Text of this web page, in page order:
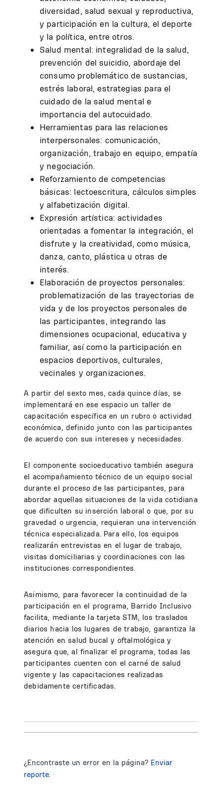
diversidad, salud sexual y reproductiva,
y participación en la cultura, el deporte
y la política, entre otros.
Salud mental: integralidad de la salud,
prevención del suicidio, abordaje del
consumo problemático de sustancias,
estrés laboral, estrategias para el
cuidado de la salud mental e
importancia del autocuidado.
Herramientas para las relaciones
interpersonales: comunicación,
organización, trabajo en equipo, empatía
y negociación.
Reforzamiento de competencias
básicas: lectoescritura, cálculos simples
y alfabetización digital.
Expresión artística: actividades
orientadas a fomentar la integración, el
disfrute y la creatividad, como música,
danza, canto, plástica u otras de
interés.
Elaboración de proyectos personales:
problematización de las trayectorias de
vida y de los proyectos personales de
las participantes, integrando las
dimensiones ocupacional, educativa y
familiar, así como la participación en
espacios deportivos, culturales,
vecinales y organizaciones.
A partir del sexto mes, cada quince días, se
implementará en ese espacio un taller de
capacitación específica en un rubro o actividad
económica, definido junto con las participantes
de acuerdo con sus intereses y necesidades.
El componente socioeducativo también asegura
el acompañamiento técnico de un equipo social
durante el proceso de las participantes, para
abordar aquellas situaciones de la vida cotidiana
que dificulten su inserción laboral o que, por su
gravedad o urgencia, requieran una intervención
técnica especializada. Para ello, los equipos
realizarán entrevistas en el lugar de trabajo,
visitas domiciliarias y coordinaciones con las
instituciones correspondientes.
Asimismo, para favorecer la continuidad de la
participación en el programa, Barrido Inclusivo
facilita, mediante la tarjeta STM, los traslados
diarios hacia los lugares de trabajo, garantiza la
atención en salud bucal y oftalmológica y
asegura que, al finalizar el programa, todas las
participantes cuenten con el carné de salud
vigente y las capacitaciones realizadas
debidamente certificadas.
¿Encontraste un error en la página? Enviar
reporte.